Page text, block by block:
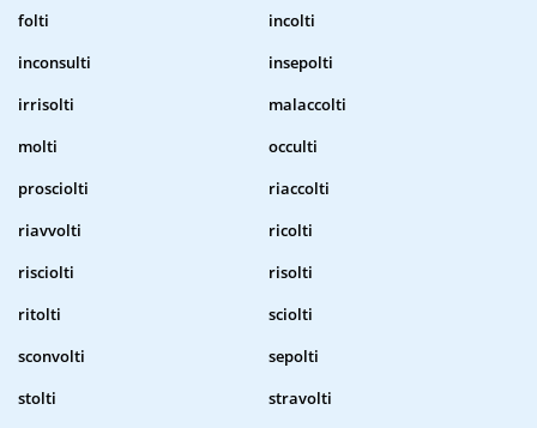
folti
incolti
inconsulti
insepolti
irrisolti
malaccolti
molti
occulti
prosciolti
riaccolti
riavvolti
ricolti
risciolti
risolti
ritolti
sciolti
sconvolti
sepolti
stolti
stravolti